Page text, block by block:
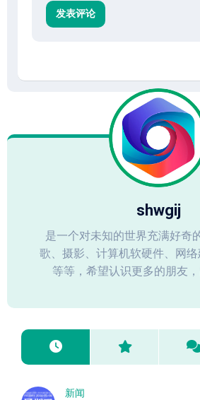
shwgij
是一个对未知的世界充满好奇
歌、摄影、计算机软硬件、网
等等，希望认识更多的朋友
新闻